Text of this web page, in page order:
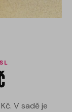
V sadě je